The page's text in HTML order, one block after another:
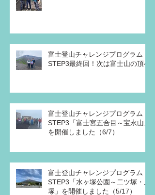
富士登山チャレンジプログラム・
STEP3最終回！次は富士山の頂へ
富士登山チャレンジプログラム
STEP3「富士宮五合目～宝永山」
を開催しました（6/7）
富士登山チャレンジプログラム
STEP3「水ヶ塚公園～二ツ塚・上
塚」を開催しました（5/17）